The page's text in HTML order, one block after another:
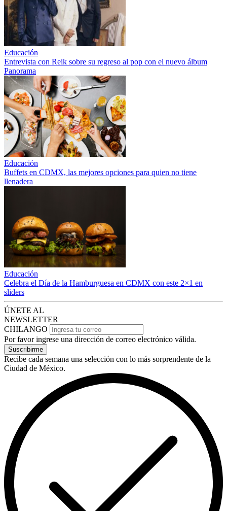
Educación
Entrevista con Reik sobre su regreso al pop con el nuevo álbum
Panorama
Educación
Buffets en CDMX, las mejores opciones para quien no tiene
llenadera
Educación
Celebra el Día de la Hamburguesa en CDMX con este 2×1 en
sliders
ÚNETE AL
NEWSLETTER
CHILANGO
Por favor ingrese una dirección de correo electrónico válida.
Suscribirme
Recibe cada semana una selección con lo más sorprendente de la
Ciudad de México.